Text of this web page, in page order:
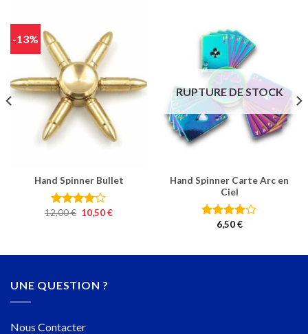
-13%
Hand Spinner Bullet
Note
12,00€ Le
prix
10,50€Le
RUPTURE DE STOCK
Hand Spinner Carte Arc en
Ciel
Note4
6,50€
UNE QUESTION ?
Nous Contacter